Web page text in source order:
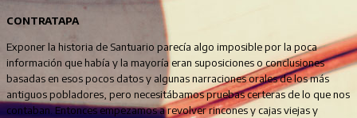
CONTRATAPA
Exponer la historia de Santuario parecía algo imposible por la poca
información que había y la mayoría eran suposiciones o conclusiones
basadas en esos pocos datos y algunas narraciones orales de los más
antiguos pobladores, pero necesitábamos pruebas certeras de lo que nos
contaban. Entonces empezamos a revolver rincones y cajas viejas y